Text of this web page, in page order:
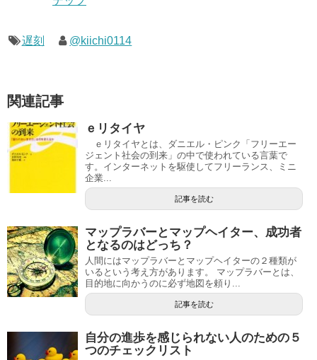
遅刻 @kiichi0114
関連記事
ｅリタイヤ
ｅリタイヤとは、ダニエル・ピンク「フリーエー
ジェント社会の到来」の中で使われている言葉で
す。インターネットを駆使してフリーランス、ミニ
企業...
記事を読む
マップラバーとマップヘイター、成功者
となるのはどっち？
人間にはマップラバーとマップヘイターの２種類が
いるという考え方があります。 マップラバーとは、
目的地に向かうのに必ず地図を頼り...
記事を読む
自分の進歩を感じられない人のための５
つのチェックリスト